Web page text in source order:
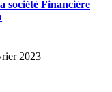
société Financière
2023